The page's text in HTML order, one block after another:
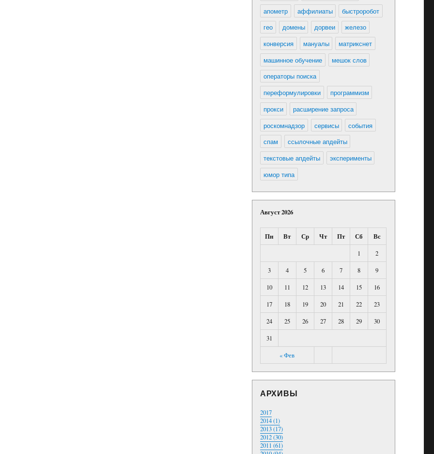
апометр
аффилиаты
быстроробот
гео
домены дорвеи
железо
конверсия
мануалы
матрикснет
машинное обучение
мешок слов
операторы поиска
переформулировки
программизм
прокси
расширение запроса
роскомнадзор
сервисы
события
спам
ссылочные апдейты
текстовые апдейты
эксперименты
юмор типа
Август 2026
Пн Вт Ср Чт Пт Сб Вс
« Фев
1
2
3
4 5 6 7 8
9
10
11 12 13 14 15
16
17
18 19 20 21 22
23
24
25 26 27 28 29
30
31
АРХИВЫ
2017
2014 (1)
2013 (17)
2012 (30)
2011 (61)